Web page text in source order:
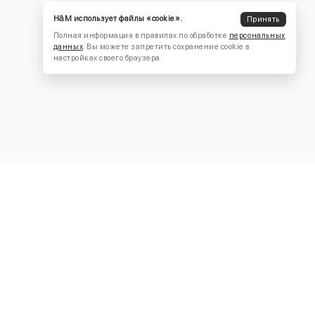
H&M использует файлы «cookie».
Принять
Полная информация в правилах по обработке персональных
данных. Вы можете запретить сохранение cookie в
настройках своего браузера